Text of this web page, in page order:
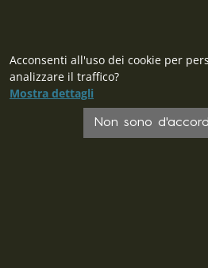
Acconsenti all'uso dei cookie per
analizzare il traffico?
Mostra dettagli
Non sono